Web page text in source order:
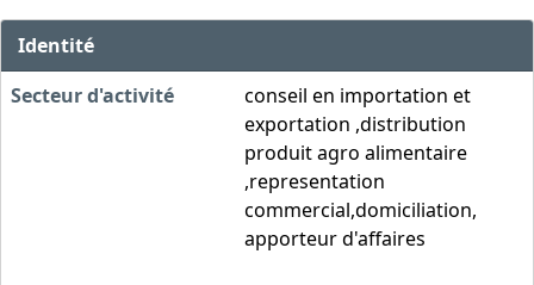
Identité
Secteur d'activité
conseil en importation et
exportation ,distribution
produit agro alimentaire
,representation
commercial,domiciliation,
apporteur d'affaires